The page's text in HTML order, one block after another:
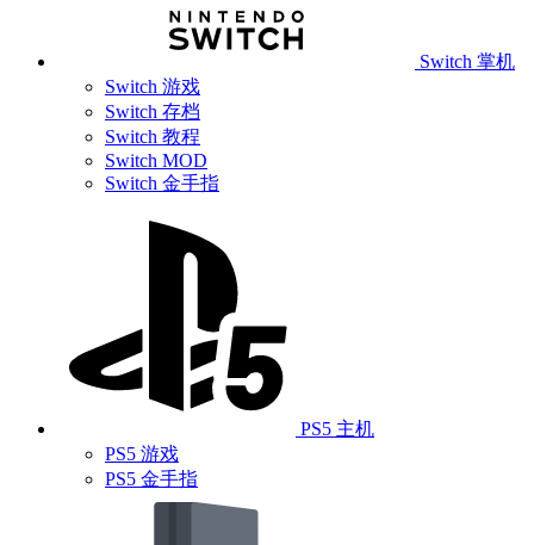
Switch 掌机
Switch 游戏
Switch 存档
Switch 教程
Switch MOD
Switch 金手指
PS5 主机
PS5 游戏
PS5 金手指